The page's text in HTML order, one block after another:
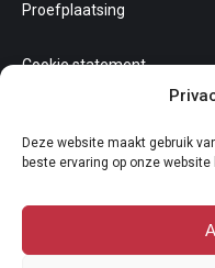
Deze website maakt gebruik
beste ervaring op onze website
Proefplaatsing
Cookie statement